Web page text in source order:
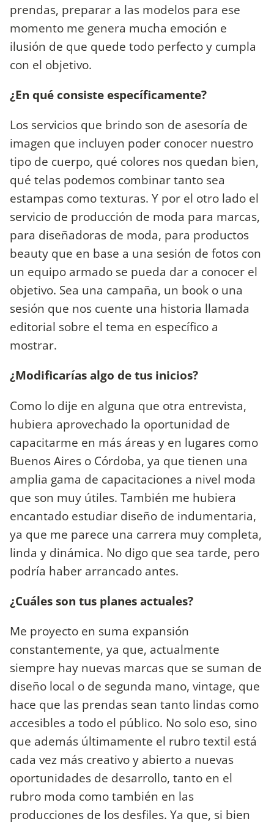
prendas, preparar a las modelos para ese
momento me genera mucha emoción e
ilusión de que quede todo perfecto y cumpla
con el objetivo.
¿En qué consiste específicamente?
Los servicios que brindo son de asesoría de
imagen que incluyen poder conocer nuestro
tipo de cuerpo, qué colores nos quedan bien,
qué telas podemos combinar tanto sea
estampas como texturas. Y por el otro lado el
servicio de producción de moda para marcas,
para diseñadoras de moda, para productos
beauty que en base a una sesión de fotos con
un equipo armado se pueda dar a conocer el
objetivo. Sea una campaña, un book o una
sesión que nos cuente una historia llamada
editorial sobre el tema en específico a
mostrar.
¿Modificarías algo de tus inicios?
Como lo dije en alguna que otra entrevista,
hubiera aprovechado la oportunidad de
capacitarme en más áreas y en lugares como
Buenos Aires o Córdoba, ya que tienen una
amplia gama de capacitaciones a nivel moda
que son muy útiles. También me hubiera
encantado estudiar diseño de indumentaria,
ya que me parece una carrera muy completa,
linda y dinámica. No digo que sea tarde, pero
podría haber arrancado antes.
¿Cuáles son tus planes actuales?
Me proyecto en suma expansión
constantemente, ya que, actualmente
siempre hay nuevas marcas que se suman de
diseño local o de segunda mano, vintage, que
hace que las prendas sean tanto lindas como
accesibles a todo el público. No solo eso, sino
que además últimamente el rubro textil está
cada vez más creativo y abierto a nuevas
oportunidades de desarrollo, tanto en el
rubro moda como también en las
producciones de los desfiles. Ya que, si bien